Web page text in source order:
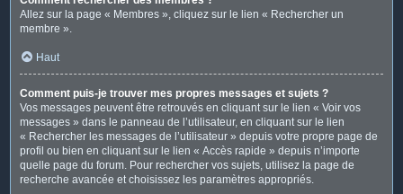
Allez sur la page « Membres », cliquez sur le lien « Rechercher un
membre ».
Haut
Comment puis-je trouver mes propres messages et sujets ?
Vos messages peuvent être retrouvés en cliquant sur le lien « Voir vos
messages » dans le panneau de l’utilisateur, en cliquant sur le lien
« Rechercher les messages de l’utilisateur » depuis votre propre page de
profil ou bien en cliquant sur le lien « Accès rapide » depuis n’importe
quelle page du forum. Pour rechercher vos sujets, utilisez la page de
recherche avancée et choisissez les paramètres appropriés.